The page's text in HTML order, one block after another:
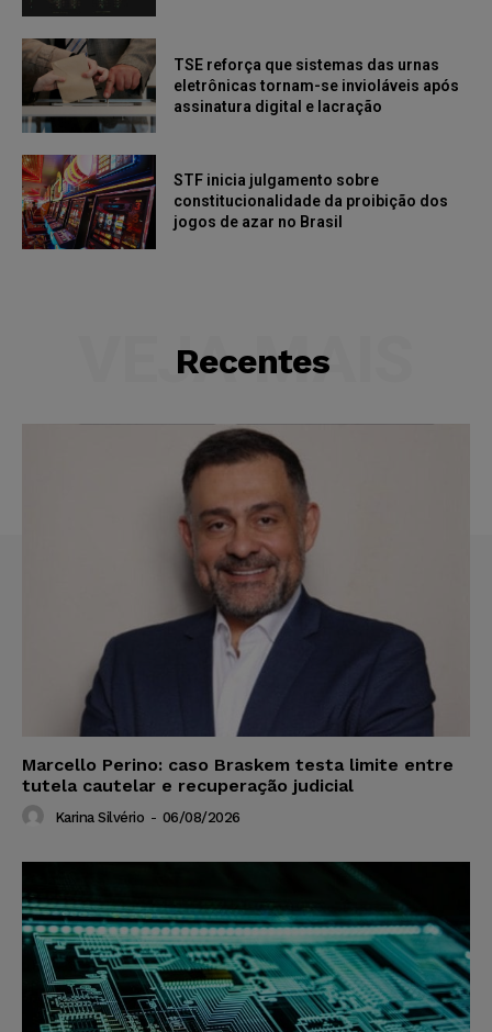
TSE reforça que sistemas das urnas
eletrônicas tornam-se invioláveis após
assinatura digital e lacração
STF inicia julgamento sobre
constitucionalidade da proibição dos
jogos de azar no Brasil
Recentes
VEJA MAIS
Marcello Perino: caso Braskem testa limite entre
tutela cautelar e recuperação judicial
Karina Silvério - 06/08/2026